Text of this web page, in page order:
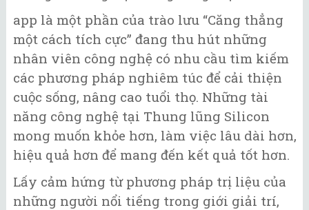
app là một phần của trào lưu “Căng thẳng
một cách tích cực” đang thu hút những
nhân viên công nghệ có nhu cầu tìm kiếm
các phương pháp nghiêm túc để cải thiện
cuộc sống, nâng cao tuổi thọ. Những tài
năng công nghệ tại Thung lũng Silicon
mong muốn khỏe hơn, làm việc lâu dài hơn,
hiệu quả hơn để mang đến kết quả tốt hơn.
Lấy cảm hứng từ phương pháp trị liệu của
những người nổi tiếng trong giới giải trí,